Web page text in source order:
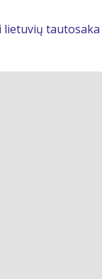
lietuvių tautosaka